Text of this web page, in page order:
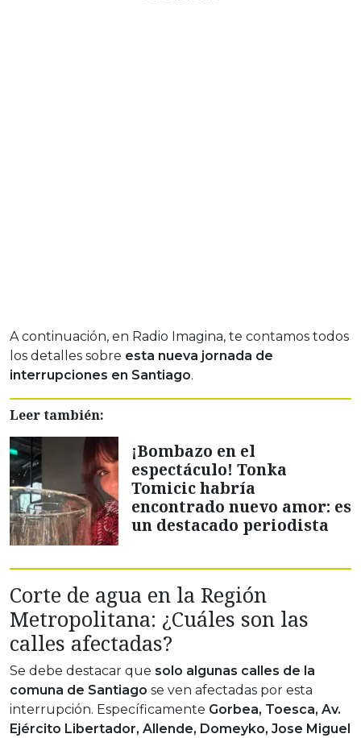
A continuación, en Radio Imagina, te contamos todos
los detalles sobre esta nueva jornada de
interrupciones en Santiago.
Leer también:
¡Bombazo en el
espectáculo! Tonka
Tomicic habría
encontrado nuevo amor: es
un destacado periodista
Corte de agua en la Región
Metropolitana: ¿Cuáles son las
calles afectadas?
Se debe destacar que solo algunas calles de la
comuna de Santiago se ven afectadas por esta
interrupción. Específicamente Gorbea, Toesca, Av.
Ejército Libertador, Allende, Domeyko, Jose Miguel